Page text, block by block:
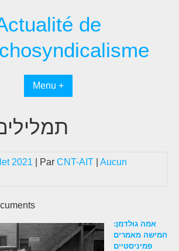
de
Menu +
2021 | Par CNT-AIT
Aucun
אמה גולדמן:
חמישה מאמרים
פמיניסטיים